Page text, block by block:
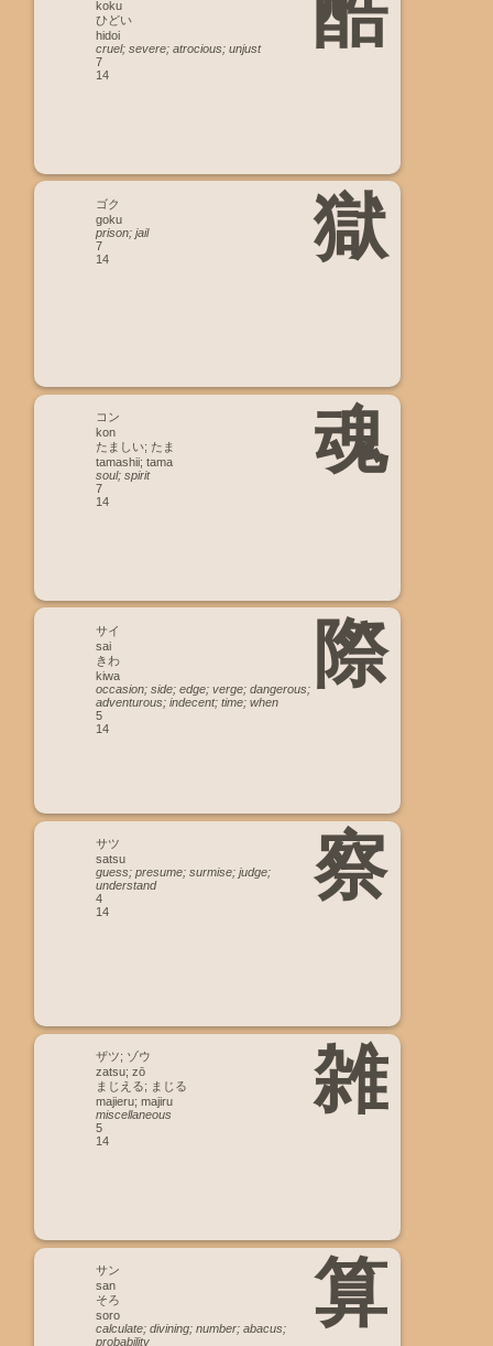
koku
ひどい
hidoi
cruel; severe; atrocious; unjust
7
14
獄
ゴク
goku
prison; jail
7
14
魂
コン
kon
たましい; たま
tamashii; tama
soul; spirit
7
14
際
サイ
sai
きわ
kiwa
occasion; side; edge; verge; dangerous;
adventurous; indecent; time; when
5
14
察
サツ
satsu
guess; presume; surmise; judge;
understand
4
14
雑
ザツ; ゾウ
zatsu; zō
まじえる; まじる
majieru; majiru
miscellaneous
5
14
算
サン
san
そろ
soro
calculate; divining; number; abacus;
probability